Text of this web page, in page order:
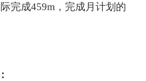
完成459m，完成月计划的